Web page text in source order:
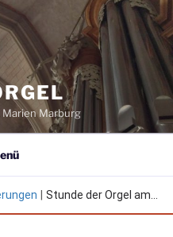
Marburg
Stunde der Orgel am...